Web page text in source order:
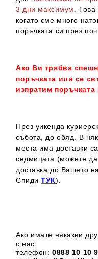
3 дни максимум.
Това
когато сме много
поръчката си през
Ако Ви трябва
поръчката или се
изпратим
През уикенда
събота, до обяд. В
места има доставки
седмицата (можете
доставка до Вашето
СпидиТУК).
Ако имате някакви
с нас:
телефон:0888 10 10